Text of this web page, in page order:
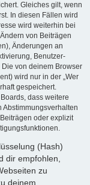
Gleiches gilt, wenn
In diesen Fällen wird
wird weiterhin bei
von Beiträgen
Änderungen an
Benutzer-
von deinem Browser
wird nur in der „Wer
gespeichert.
dass weitere
Abstimmungsverhalten
oder explizit
(Hash)
dir empfohlen,
zu
deinem